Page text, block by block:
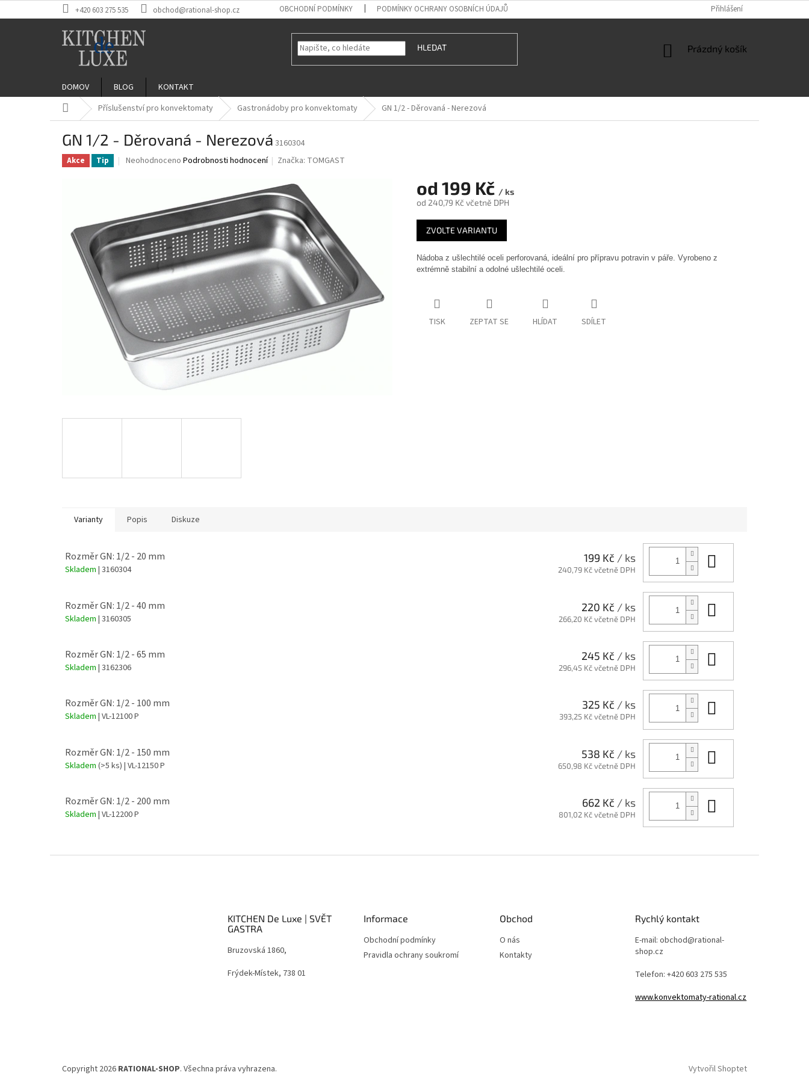
na
+420 603 275 535 obchod@rational-shop.cz OBCHODNÍ PODMÍNKY PODMÍNKY OCHRANY OSOBNÍCH ÚDAJŮ Přihlášení
HLEDAT
NÁKUPNÍ
Prázdný košík
DOMOV BLOG
KONTAKT
Domů Příslušenství pro konvektomaty Gastronádoby pro konvektomaty GN 1/2 - Děrovaná - Nerezová
GN 1/2 - Děrovaná - Nerezová 3160304
Akce Tip
Průměrné
z
hvězdiček.
Neohodnoceno Podrobnosti hodnocení Značka: TOMGAST
od 199 Kč / ks
od 240,79 Kčvčetně DPH
Měrná
cena:
ZVOLTE VARIANTU
Nádoba z ušlechtilé oceli perforovaná, ideální pro přípravu potravin v páře. Vyrobeno z
extrémně stabilní a odolné ušlechtilé oceli.
TISK ZEPTAT SE HLÍDAT SDÍLET
Varianty Popis Diskuze
Rozměr GN: 1/2 - 20 mm
Skladem | 3160304
199 Kč / ks
240,79 Kč včetně DPH
Rozměr GN: 1/2 - 40 mm
Skladem | 3160305
220 Kč / ks
266,20 Kč včetně DPH
Rozměr GN: 1/2 - 65 mm
Skladem | 3162306
245 Kč / ks
296,45 Kč včetně DPH
Rozměr GN: 1/2 - 100 mm
Skladem | VL-12100 P
325 Kč / ks
393,25 Kč včetně DPH
Rozměr GN: 1/2 - 150 mm
Skladem (>5 ks) | VL-12150 P
538 Kč / ks
650,98 Kč včetně DPH
Rozměr GN: 1/2 - 200 mm
Skladem | VL-12200 P
662 Kč / ks
801,02 Kč včetně DPH
KITCHEN De Luxe | SVĚT
GASTRA
Bruzovská 1860,
Frýdek-Místek, 738 01
Informace
Obchodní podmínky
Pravidla ochrany soukromí
Obchod
O nás
Kontakty
Rychlý kontakt
E-mail: obchod@rational-
shop.cz
Telefon: +420 603 275 535
www.konvektomaty-rational.cz
Vytvořil Shoptet
Copyright 2026 RATIONAL-SHOP. Všechna práva vyhrazena.